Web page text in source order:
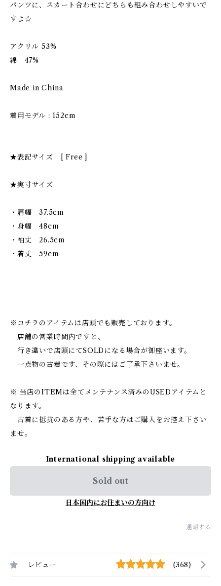
パンツに、スカート合わせにどちらも組み合わせしやすいで
すよ☆
アクリル 53%
綿 47%
Made in China
着用モデル : 152cm
★表記サイズ [ Free ]
★実寸サイズ
・肩幅 37.5cm
・身幅 48cm
・袖丈 26.5cm
・着丈 59cm
※コチラのアイテムは店頭でも販売しております。
店舗の営業時間内ですと、
行き違いで店頭にてSOLDになる場合が御座います。
一点物の古着です、その際にはご了承下さいませ。
※ 当店のITEMは全てメンテナンス済みのUSEDアイテムと
なります。
古着に抵抗のある方や、苦手な方はご購入をお控え下さい
ませ。
International shipping available
Sold out
日本国内にお住まいの方向け
通報する
レビュー (368)